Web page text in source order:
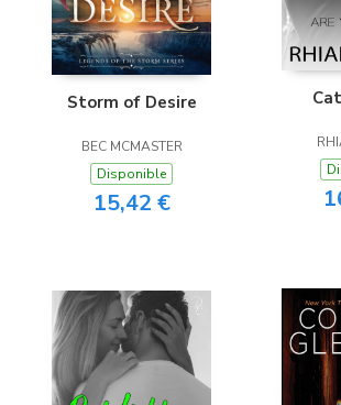
Storm of Desire
BEC MCMASTER
Disponible
15,42 €